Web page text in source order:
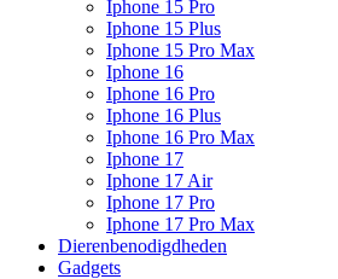
Iphone 15 Pro
Iphone 15 Plus
Iphone 15 Pro Max
Iphone 16
Iphone 16 Pro
Iphone 16 Plus
Iphone 16 Pro Max
Iphone 17
Iphone 17 Air
Iphone 17 Pro
Iphone 17 Pro Max
Dierenbenodigdheden
Gadgets